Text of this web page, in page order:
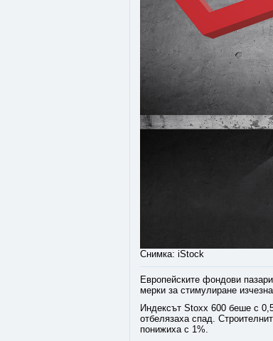
Снимка: iStock
Европейските фондови
мерки за стимулиране
Индексът Stoxx 600 беше с
отбелязаха спад.
понижиха с 1%.